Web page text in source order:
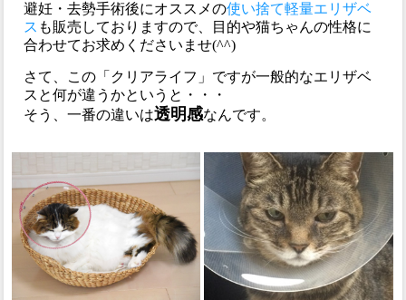
避妊・去勢手術後にオススメの使い捨て軽量エリザベ
ス も販売しておりますので、目的や猫ちゃんの性格に
合わせてお求めくださいませ(^^)
さて、この「クリアライフ」ですが一般的なエリザベ
スと何が違うかというと・・・
そう、一番の違いは透明感なんです。